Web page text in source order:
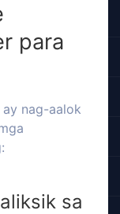
para
nag-aalok
sa